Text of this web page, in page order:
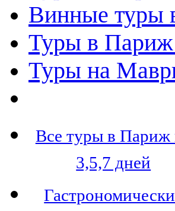
Винные туры
Туры в
Туры на
Все туры в Париж
3,5,7 дней